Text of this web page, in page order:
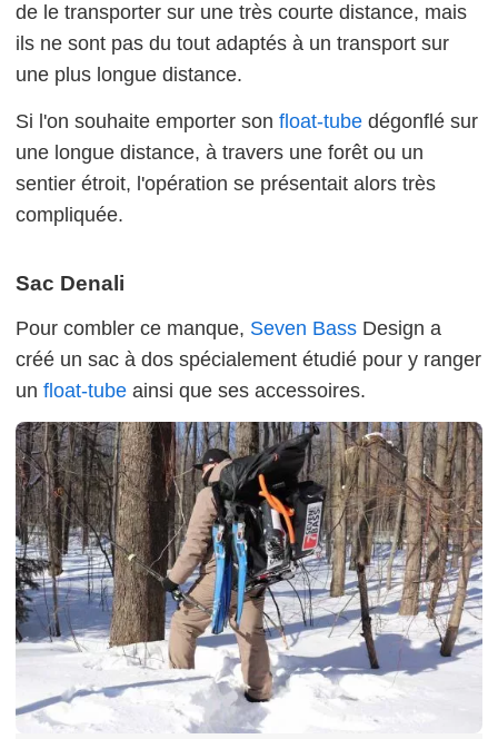
de le transporter sur une très courte distance, mais
ils ne sont pas du tout adaptés à un transport sur
une plus longue distance.
Si l'on souhaite emporter son float-tube dégonflé sur
une longue distance, à travers une forêt ou un
sentier étroit, l'opération se présentait alors très
compliquée.
Sac Denali
Pour combler ce manque, Seven Bass Design a
créé un sac à dos spécialement étudié pour y ranger
un float-tube ainsi que ses accessoires.